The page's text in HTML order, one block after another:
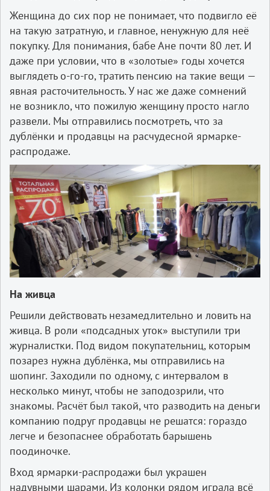
Женщина до сих пор не понимает, что подвигло её
на такую затратную, и главное, ненужную для неё
покупку. Для понимания, бабе Ане почти 80 лет. И
даже при условии, что в «золотые» годы хочется
выглядеть о-го-го, тратить пенсию на такие вещи —
явная расточительность. У нас же даже сомнений
не возникло, что пожилую женщину просто нагло
развели. Мы отправились посмотреть, что за
дублёнки и продавцы на расчудесной ярмарке-
распродаже.
На живца
Решили действовать незамедлительно и ловить на
живца. В роли «подсадных уток» выступили три
журналистки. Под видом покупательниц, которым
позарез нужна дублёнка, мы отправились на
шопинг. Заходили по одному, с интервалом в
несколько минут, чтобы не заподозрили, что
знакомы. Расчёт был такой, что разводить на деньги
компанию подруг продавцы не решатся: гораздо
легче и безопаснее обработать барышень
поодиночке.
Вход ярмарки-распродажи был украшен
надувными шарами. Из колонки рядом играла всё